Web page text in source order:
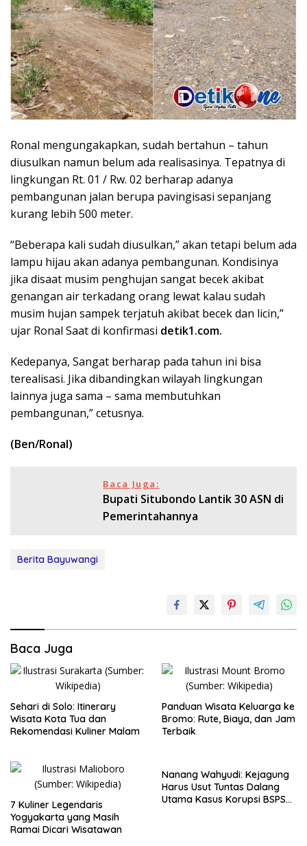
Ronal mengungakapkan, sudah bertahun – tahun
diusulkan namun belum ada realisasinya. Tepatnya di
lingkungan Rt. 01 / Rw. 02 berharap adanya
pembangunan jalan berupa pavingisasi sepanjang
kurang lebih 500 meter.
“Beberapa kali sudah diusulkan,” akan tetapi belum ada
lampu hijau akan adanya pembangunan. Kondisinya
jika disaat musim penghujan sangat becek akibat
genangan air terkadang orang lewat kalau sudah
musim hujan sampek terjatuh akibat becek dan licin,”
ujar Ronal Saat di konfirmasi detik1.com.
Kedepanya, Sangat berharap pada tahun ini bisa
terealisasi. Jika dibandingkan wilayah lingkungan
lainnya juga sama – sama membutuhkan
pembangunan,” cetusnya.
(Ben/Ronal)
Baca Juga:
Bupati Situbondo Lantik 30 ASN di
Pemerintahannya
Berita Bayuwangi
Baca Juga
Sehari di Solo: Itinerary
Wisata Kota Tua dan
Rekomendasi Kuliner Malam
Panduan Wisata Keluarga ke
Bromo: Rute, Biaya, dan Jam
Terbaik
7 Kuliner Legendaris
Yogyakarta yang Masih
Ramai Dicari Wisatawan
Nanang Wahyudi: Kejagung
Harus Usut Tuntas Dalang
Utama Kasus Korupsi BSPS